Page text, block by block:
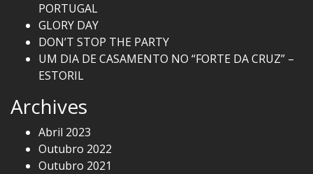
PORTUGAL
GLORY DAY
DON’T STOP THE PARTY
UM DIA DE CASAMENTO NO “FORTE DA CRUZ” –
ESTORIL
Archives
Abril 2023
Outubro 2022
Outubro 2021